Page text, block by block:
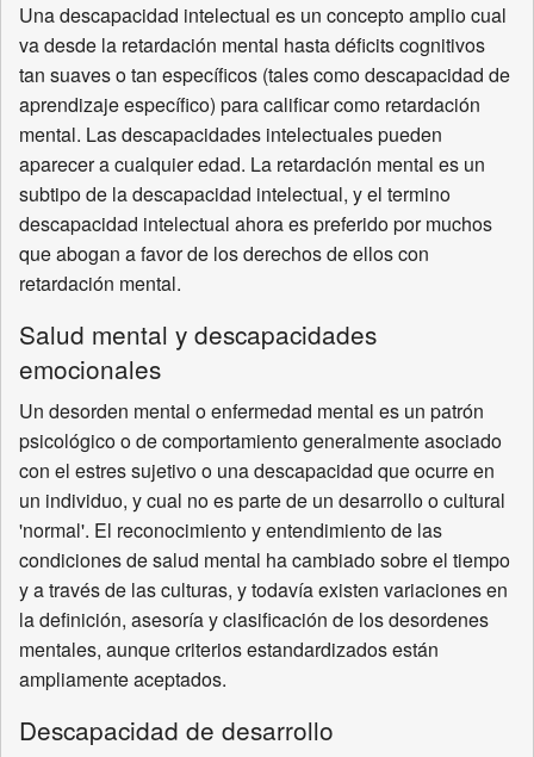
Una descapacidad intelectual es un concepto amplio cual
va desde la retardación mental hasta déficits cognitivos
tan suaves o tan específicos (tales como descapacidad de
aprendizaje específico) para calificar como retardación
mental. Las descapacidades intelectuales pueden
aparecer a cualquier edad. La retardación mental es un
subtipo de la descapacidad intelectual, y el termino
descapacidad intelectual ahora es preferido por muchos
que abogan a favor de los derechos de ellos con
retardación mental.
Salud mental y descapacidades
emocionales
Un desorden mental o enfermedad mental es un patrón
psicológico o de comportamiento generalmente asociado
con el estres sujetivo o una descapacidad que ocurre en
un individuo, y cual no es parte de un desarrollo o cultural
'normal'. El reconocimiento y entendimiento de las
condiciones de salud mental ha cambiado sobre el tiempo
y a través de las culturas, y todavía existen variaciones en
la definición, asesoría y clasificación de los desordenes
mentales, aunque criterios estandardizados están
ampliamente aceptados.
Descapacidad de desarrollo